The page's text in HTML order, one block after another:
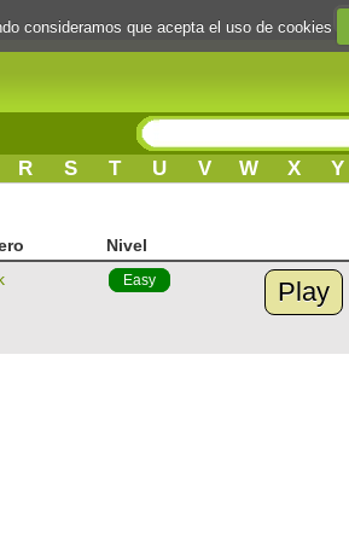
R S T U V W X Y
Nivel
Easy Play
consideramos que acepta el uso de cookies